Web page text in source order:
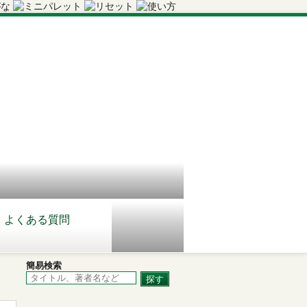
よくある質問
簡易検索